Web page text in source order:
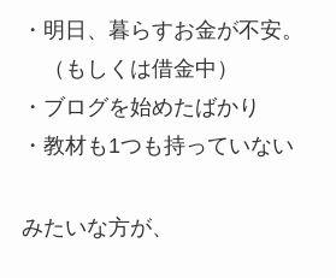
・明日、暮らすお金が不安。
（もしくは借金中）
・ブログを始めたばかり
・教材も1つも持っていない
みたいな方が、